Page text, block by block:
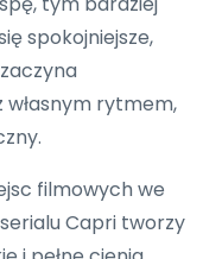
spokojniejsze,
rytmem,
filmowych we
Capri tworzy